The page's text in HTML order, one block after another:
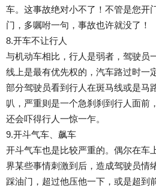
车。这事故绝对小不了！不管是您开
门，多嘱咐一句，事故也许就没了！
8.开车不让行人
与机动车相比，行人是弱者，驾驶员
线上是最有优先权的，汽车路过时一
部分驾驶员看到行人在斑马线或是马
叭，严重则是一个急刹刹到行人面前
还会吓得行人一惊一乍。
9.开斗气车、飙车
开斗气车也是比较严重的。偶尔在车
界某些事情刺激到后，造成驾驶员情
踩油门，超过他压他一下，或是超到